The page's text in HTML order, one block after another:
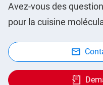
Avez-vous des
pour la cuisine